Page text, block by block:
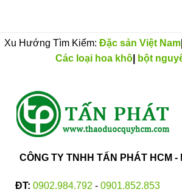
Xu Hướng Tìm Kiếm: Đặc sản Việt Nam|
Các loại hoa khô| bột
CÔNG TY TNHH TẤN PHÁT HCM -
ĐT: 0902.984.792 - 0901.852.853